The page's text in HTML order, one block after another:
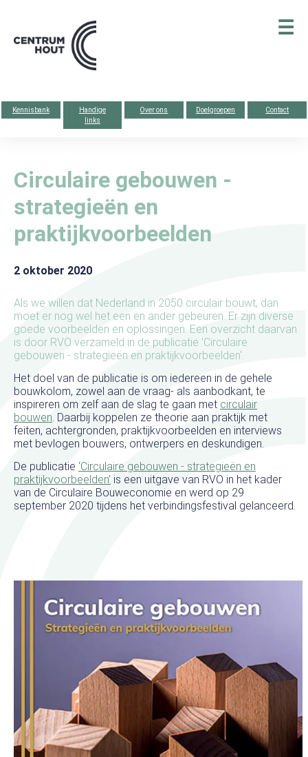
☰
Centrum
hout
Kennisbank
Handige
links
Over ons Doelgroepen Contact
Circulaire gebouwen -
strategieën en
praktijkvoorbeelden
2 oktober 2020
Als we willen dat Nederland in 2050 circulair bouwt, dan
moet er nog wel het een en ander gebeuren. Er zijn diverse
goede voorbeelden en oplossingen. Een overzicht daarvan
is door RVO verzameld in de publicatie 'Circulaire
gebouwen - strategieën en praktijkvoorbeelden'.
Het doel van de publicatie is om iedereen in de gehele
bouwkolom, zowel aan de vraag- als aanbodkant, te
inspireren om zelf aan de slag te gaan met circulair
bouwen. Daarbij koppelen ze theorie aan praktijk met
feiten, achtergronden, praktijkvoorbeelden en interviews
met bevlogen bouwers, ontwerpers en deskundigen.
De publicatie ‘Circulaire gebouwen - strategieën en
praktijkvoorbeelden’ is een uitgave van RVO in het kader
van de Circulaire Bouweconomie en werd op 29
september 2020 tijdens het verbindingsfestival gelanceerd.